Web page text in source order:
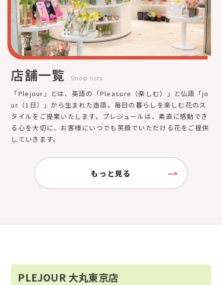
店舗一覧 Shop lists
「Plejour」とは、英語の「Pleasure（楽しむ）」と仏語「jo
ur（1日）」から生まれた造語。毎日の暮らしを楽しむ花のス
タイルをご提案いたします。プレジュールは、素直に感動でき
る心を大切に、お客様にいつでも笑顔でいただける花をご提供
していきます。
もっと見る
PLEJOUR 大丸東京店